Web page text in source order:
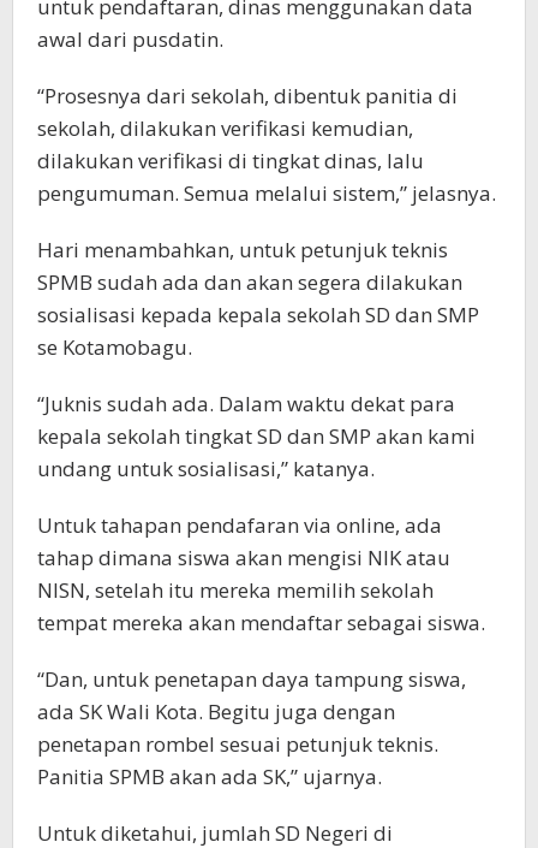
untuk pendaftaran, dinas menggunakan data
awal dari pusdatin.
“Prosesnya dari sekolah, dibentuk panitia di
sekolah, dilakukan verifikasi kemudian,
dilakukan verifikasi di tingkat dinas, lalu
pengumuman. Semua melalui sistem,” jelasnya.
Hari menambahkan, untuk petunjuk teknis
SPMB sudah ada dan akan segera dilakukan
sosialisasi kepada kepala sekolah SD dan SMP
se Kotamobagu.
“Juknis sudah ada. Dalam waktu dekat para
kepala sekolah tingkat SD dan SMP akan kami
undang untuk sosialisasi,” katanya.
Untuk tahapan pendafaran via online, ada
tahap dimana siswa akan mengisi NIK atau
NISN, setelah itu mereka memilih sekolah
tempat mereka akan mendaftar sebagai siswa.
“Dan, untuk penetapan daya tampung siswa,
ada SK Wali Kota. Begitu juga dengan
penetapan rombel sesuai petunjuk teknis.
Panitia SPMB akan ada SK,” ujarnya.
Untuk diketahui, jumlah SD Negeri di